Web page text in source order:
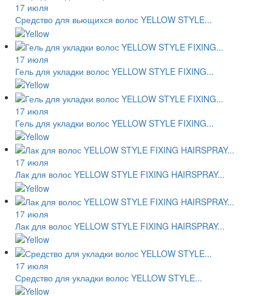
17 июля
Средство для вьющихся волос YELLOW STYLE...
17 июля
Гель для укладки волос YELLOW STYLE FIXING...
17 июля
Гель для укладки волос YELLOW STYLE FIXING...
17 июля
Лак для волос YELLOW STYLE FIXING HAIRSPRAY...
17 июля
Лак для волос YELLOW STYLE FIXING HAIRSPRAY...
17 июля
Средство для укладки волос YELLOW STYLE...